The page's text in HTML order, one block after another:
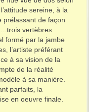
sereine, à la
de façon
vertèbres
formé par la jambe
l’artiste préférant
à sa vision de la
de la réalité
à sa manière.
parfaits, la
en oeuvre finale.